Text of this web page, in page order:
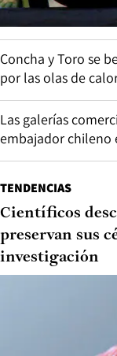
Concha y Toro se
por las olas de
Las galerías
embajador chileno
TENDENCIAS
Científicos
preservan sus
investigación